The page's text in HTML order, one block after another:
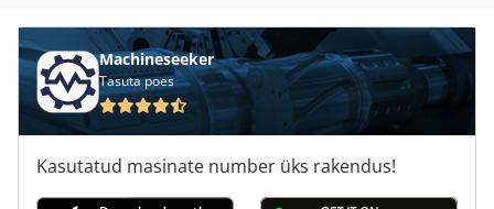
Laimet
Lazzari
Maweg
Morso
Machineseeker
Tasuta poes
Kasutatud masinate number üks rakendus!